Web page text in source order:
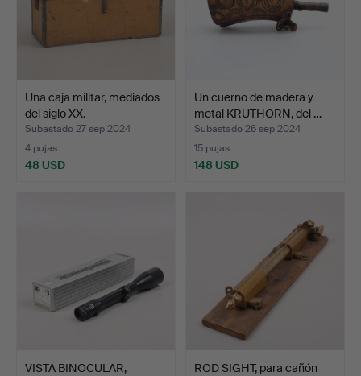
Una caja militar, mediados
del siglo XX.
Subastado 27 sep 2024
4 pujas
48 USD
Un cuerno de madera y
metal KRUTHORN, del …
Subastado 26 sep 2024
15 pujas
148 USD
VISTA BINOCULAR,
ROD SIGHT, para cañón